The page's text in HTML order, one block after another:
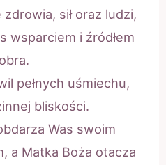
sił oraz ludzi,
wsparciem i źródłem
pełnych uśmiechu,
bliskości.
Was swoim
a Matka Boża otacza